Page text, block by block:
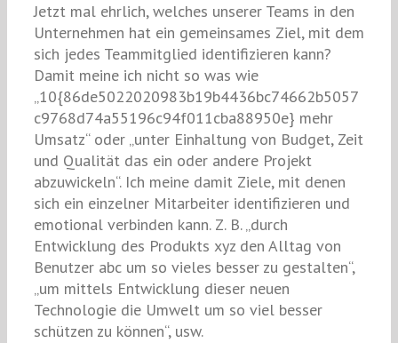
Jetzt mal ehrlich, welches unserer Teams in den
Unternehmen hat ein gemeinsames Ziel, mit dem
sich jedes Teammitglied identifizieren kann?
Damit meine ich nicht so was wie
„10{86de5022020983b19b4436bc74662b5057
c9768d74a55196c94f011cba88950e} mehr
Umsatz“ oder „unter Einhaltung von Budget, Zeit
und Qualität das ein oder andere Projekt
abzuwickeln“. Ich meine damit Ziele, mit denen
sich ein einzelner Mitarbeiter identifizieren und
emotional verbinden kann. Z. B. „durch
Entwicklung des Produkts xyz den Alltag von
Benutzer abc um so vieles besser zu gestalten“,
„um mittels Entwicklung dieser neuen
Technologie die Umwelt um so viel besser
schützen zu können“, usw.